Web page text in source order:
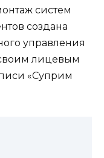
систем
создана
управления
лицевым
«Суприм